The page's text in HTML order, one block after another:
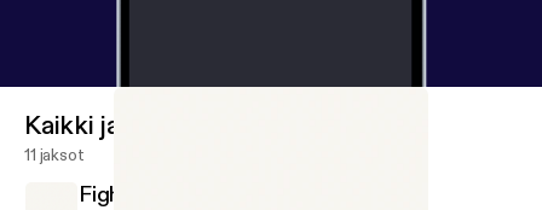
Kaikki jaksot
11 jaksot
FightWatch #1 With Billy And Jacob